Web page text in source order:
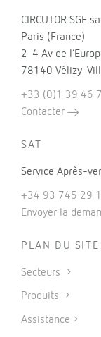
CIRCUTOR SGE
Paris (France)
2-4 Av de
78140 Vélizy-
+33 (0)1 39 46
Contacter
SAT
Service Après-
+34 93 745 29
Envoyer la
PLAN DU SITE
Secteurs
Produits
Assistance